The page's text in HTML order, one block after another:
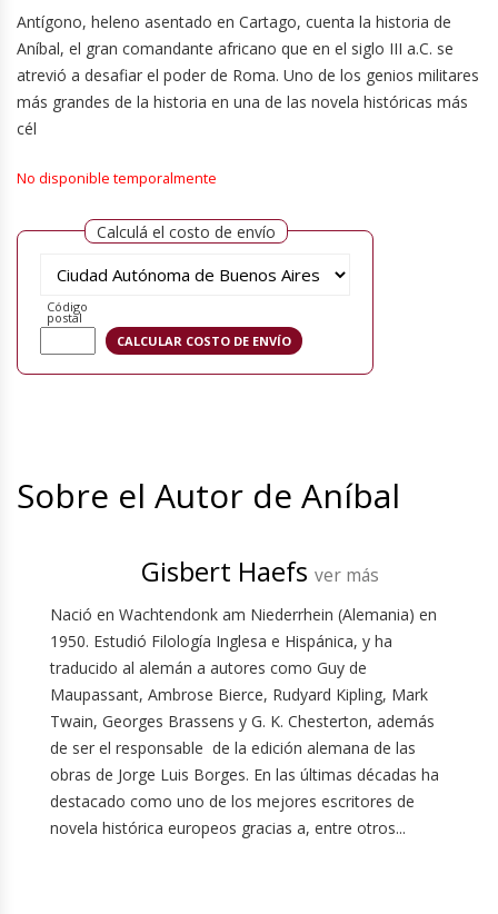
Antígono, heleno asentado en Cartago, cuenta la historia de
Aníbal, el gran comandante africano que en el siglo III a.C. se
atrevió a desafiar el poder de Roma. Uno de los genios militares
más grandes de la historia en una de las novela históricas más
cél
No disponible temporalmente
Calculá el costo de envío
Código
postal
Sobre el Autor de Aníbal
Gisbert Haefs ver más
Nació en Wachtendonk am Niederrhein (Alemania) en
1950. Estudió Filología Inglesa e Hispánica, y ha
traducido al alemán a autores como Guy de
Maupassant, Ambrose Bierce, Rudyard Kipling, Mark
Twain, Georges Brassens y G. K. Chesterton, además
de ser el responsable de la edición alemana de las
obras de Jorge Luis Borges. En las últimas décadas ha
destacado como uno de los mejores escritores de
novela histórica europeos gracias a, entre otros...